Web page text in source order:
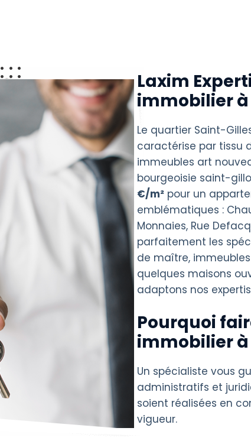
Laxim
immobilier
Le quartier Saint-
caractérise par tissu
immeubles art
bourgeoisie saint-
€/m² pour un
emblématiques :
Monnaies, Rue
parfaitement les
de maître,
quelques maisons
adaptons nos
Pourquoi
immobilier à
Un spécialiste vous
administratifs et
soient réalisées en
vigueur.